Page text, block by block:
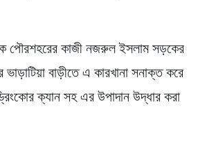
পৌরশহরের কাজী নজরুল ইসলাম সড়কের
বাড়ীতে এ কারখানা সনাক্ত করে
ক্যান সহ এর উপাদান উদ্ধার করা